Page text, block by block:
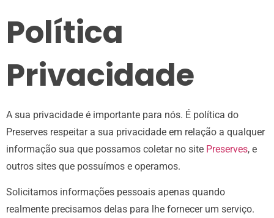
Política
Privacidade
A sua privacidade é importante para nós. É política do
Preserves respeitar a sua privacidade em relação a qualquer
informação sua que possamos coletar no site Preserves, e
outros sites que possuímos e operamos.
Solicitamos informações pessoais apenas quando
realmente precisamos delas para lhe fornecer um serviço.